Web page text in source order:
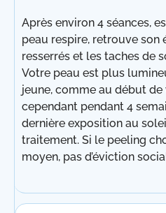
Après environ 4 séances,
peau respire, retrouve son
resserrés et les taches de
Votre peau est plus
jeune, comme au début
cependant pendant 4
dernière exposition au
traitement. Si le peeling
moyen, pas d’éviction